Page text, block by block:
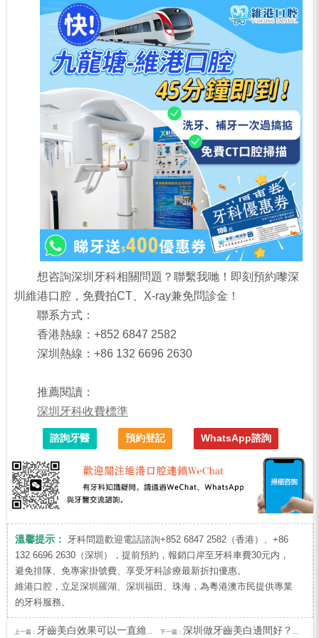
想咨詢深圳牙科相關問題？聯繫我哋！即刻預約嚟深
圳維港口腔，免費拍CT、X-ray兼免問診金！
聯系方式：
香港熱線：+852 6847 2582
深圳熱線：+86 132 6696 2630
推薦閱讀：
深圳牙科收費標準
諮詢牙醫 預約登記 WhatsApp諮詢
溫馨提示：
牙科問題歡迎電話諮詢+852 6847 2582（香港）、+86
132 6696 2630（深圳），提前預約，報銷口岸至牙科車費30元内，
避免排隊、免專家掛號費、享受牙科診療最新折扣優惠。
維港口腔，立足深圳羅湖、深圳福田、珠海，為粵港澳市民提供專業
的牙科服務。
上一篇： 牙齒美白效果可以一直維持嗎？深圳牙齒美白價錢？ 下一篇： 深圳做牙齒美白邊間好？深圳口腔牙齒美白最新優惠出爐！